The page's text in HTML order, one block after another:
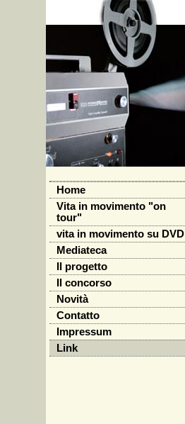
Home
Vita in movimento "on
tour"
vita in movimento su DVD
Mediateca
Il progetto
Il concorso
Novità
Contatto
Impressum
Link